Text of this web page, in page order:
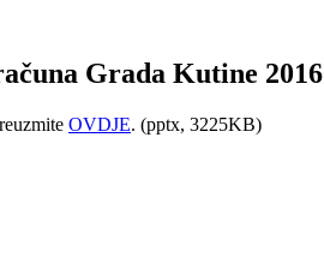
Grada Kutine 2016
OVDJE. (pptx, 3225KB)